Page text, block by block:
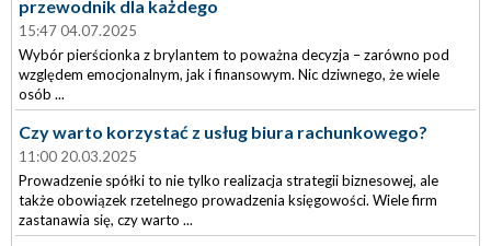
przewodnik dla każdego
15:47 04.07.2025
Wybór pierścionka z brylantem to poważna decyzja – zarówno pod
względem emocjonalnym, jak i finansowym. Nic dziwnego, że wiele
osób ...
Czy warto korzystać z usług biura rachunkowego?
11:00 20.03.2025
Prowadzenie spółki to nie tylko realizacja strategii biznesowej, ale
także obowiązek rzetelnego prowadzenia księgowości. Wiele firm
zastanawia się, czy warto ...